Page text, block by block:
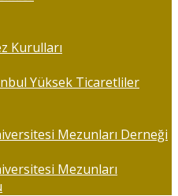
Kurulları
Yüksek Ticaretliler
Mezunları Derneği
Mezunları